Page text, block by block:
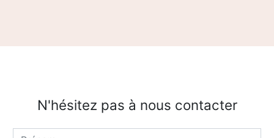
N'hésitez pas à nous contacter